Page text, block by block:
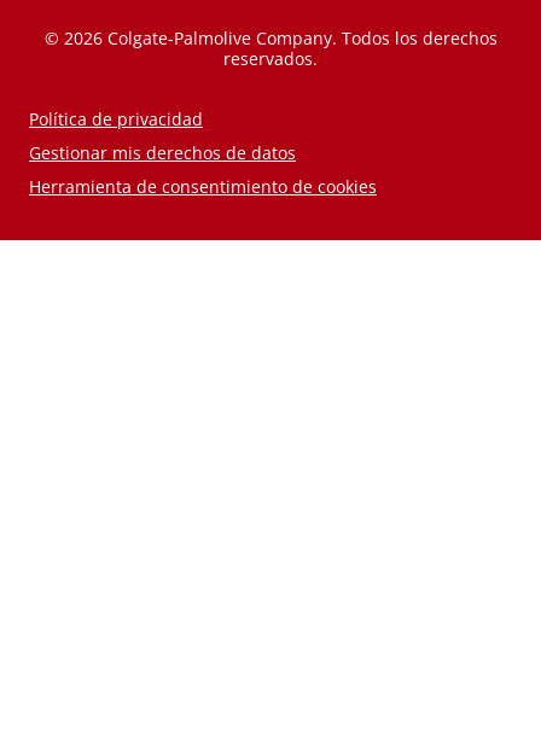
© 2026 Colgate-Palmolive Company. Todos los derechos
reservados.
Política de privacidad
Gestionar mis derechos de datos
Herramienta de consentimiento de cookies